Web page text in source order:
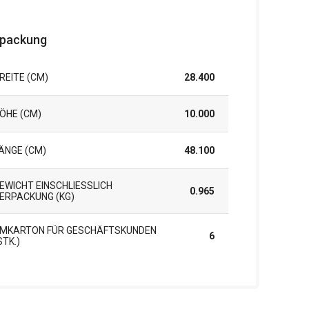
(CM) 28.400
(CM) 10.000
(CM) 48.100
EINSCHLIESSLICH V
(KG)
0.965
FÜR GESCHÄFTSKUNDEN
6